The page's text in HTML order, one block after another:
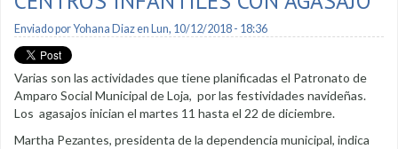
Enviado porYohana Diazen Lun, 10/12/2018 - 18:36
Varias son las actividades que tiene planificadas el Patronato de
Amparo Social Municipal de Loja, por las festividades navideñas.
Los agasajos inician el martes 11 hasta el 22 de diciembre.
Martha Pezantes, presidenta de la dependencia municipal, indica